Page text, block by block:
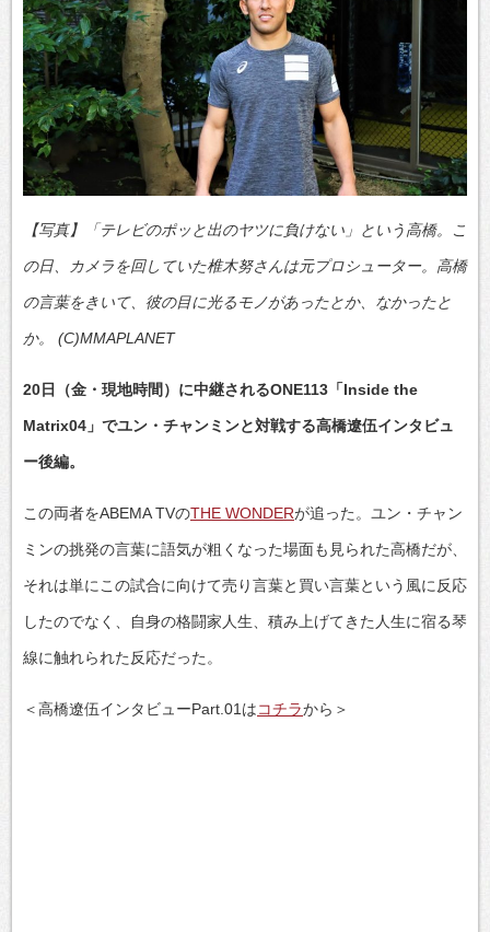
【写真】「テレビのポッと出のヤツに負けない」という高橋。こ
の日、カメラを回していた椎木努さんは元プロシューター。高橋
の言葉をきいて、彼の目に光るモノがあったとか、なかったと
か。 (C)MMAPLANET
20日（金・現地時間）に中継されるONE113「Inside the
Matrix04」でユン・チャンミンと対戦する高橋遼伍インタビュ
ー後編。
この両者をABEMA TVのTHE WONDERが追った。ユン・チャン
ミンの挑発の言葉に語気が粗くなった場面も見られた高橋だが、
それは単にこの試合に向けて売り言葉と買い言葉という風に反応
したのでなく、自身の格闘家人生、積み上げてきた人生に宿る琴
線に触れられた反応だった。
＜高橋遼伍インタビューPart.01はコチラから＞